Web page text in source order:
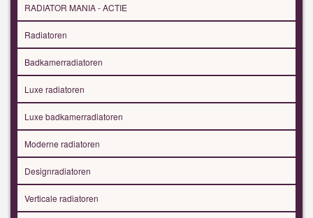
RADIATOR MANIA - ACTIE
Radiatoren
Badkamerradiatoren
Luxe radiatoren
Luxe badkamerradiatoren
Moderne radiatoren
Designradiatoren
Verticale radiatoren